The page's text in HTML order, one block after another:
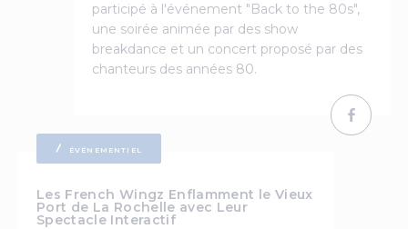
participé à l'événement "Back to the 80s",
une soirée animée par des show
breakdance et un concert proposé par des
chanteurs des années 80.
ÉVÉNEMENTIEL
Les French Wingz Enflamment le Vieux
Port de La Rochelle avec Leur
Spectacle Interactif